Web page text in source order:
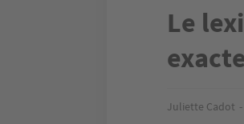
Le
Juliette Cadot